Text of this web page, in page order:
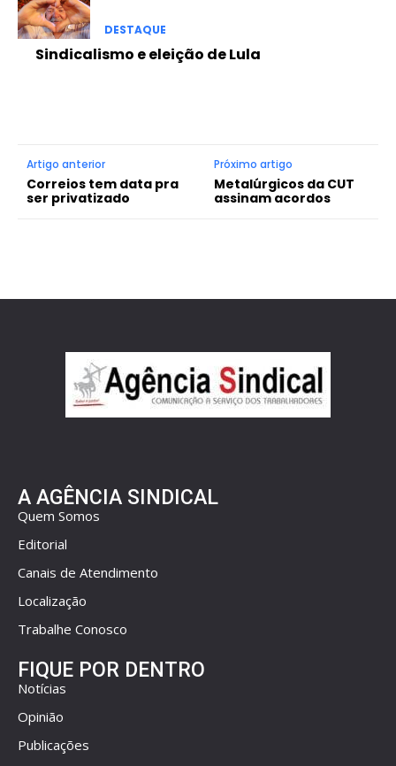
DESTAQUE
Sindicalismo e eleição de Lula
Artigo anterior
Correios tem data pra
ser privatizado
Próximo artigo
Metalúrgicos da CUT
assinam acordos
A AGÊNCIA SINDICAL
Quem Somos
Editorial
Canais de Atendimento
Localização
Trabalhe Conosco
FIQUE POR DENTRO
Notícias
Opinião
Publicações